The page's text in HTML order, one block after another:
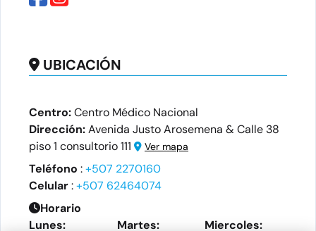
UBICACIÓN
Centro:Centro Médico Nacional
Dirección:Avenida Justo Arosemena & Calle 38
piso 1 consultorio 111
Ver mapa
Teléfono :+507 2270160
Celular:+507 62464074
Horario
Lunes:
Martes: Miercoles: